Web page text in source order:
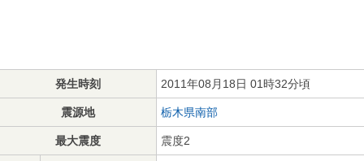
発生時刻 2011年08月18日 01時32分頃
震源地 栃木県南部
最大震度 震度2